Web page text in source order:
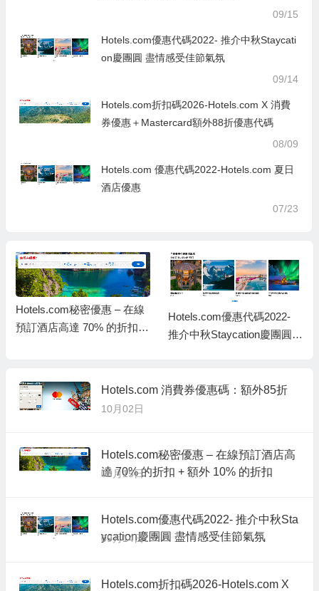
09/15
Hotels.com優惠代碼2022- 推介中秋Staycati
on慶團圓 盡情感受佳節氣氛
09/14
Hotels.com折扣碼2026-Hotels.com X 消費
券優惠＋Mastercard額外88折優惠代碼
08/09
Hotels.com 優惠代碼2022-Hotels.com 夏日
酒店優惠
07/23
Hotels.com秘密優惠 – 在線
預訂酒店高達 70% 的折扣 +
Hotels.com優惠代碼2022-
推介中秋Staycation慶團圓
Hotels.com 消費券優惠碼：額外85折
10月02日
Hotels.com秘密優惠 – 在線預訂酒店高
達 70% 的折扣 + 額外 10% 的折扣
09月15日
Hotels.com優惠代碼2022- 推介中秋Sta
ycation慶團圓 盡情感受佳節氣氛
09月14日
Hotels.com折扣碼2026-Hotels.com X